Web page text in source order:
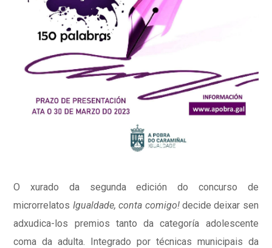
O xurado da segunda edición do concurso de
microrrelatos Igualdade, conta comigo! decide deixar sen
adxudica-los premios tanto da categoría adolescente
coma da adulta. Integrado por técnicas municipais da